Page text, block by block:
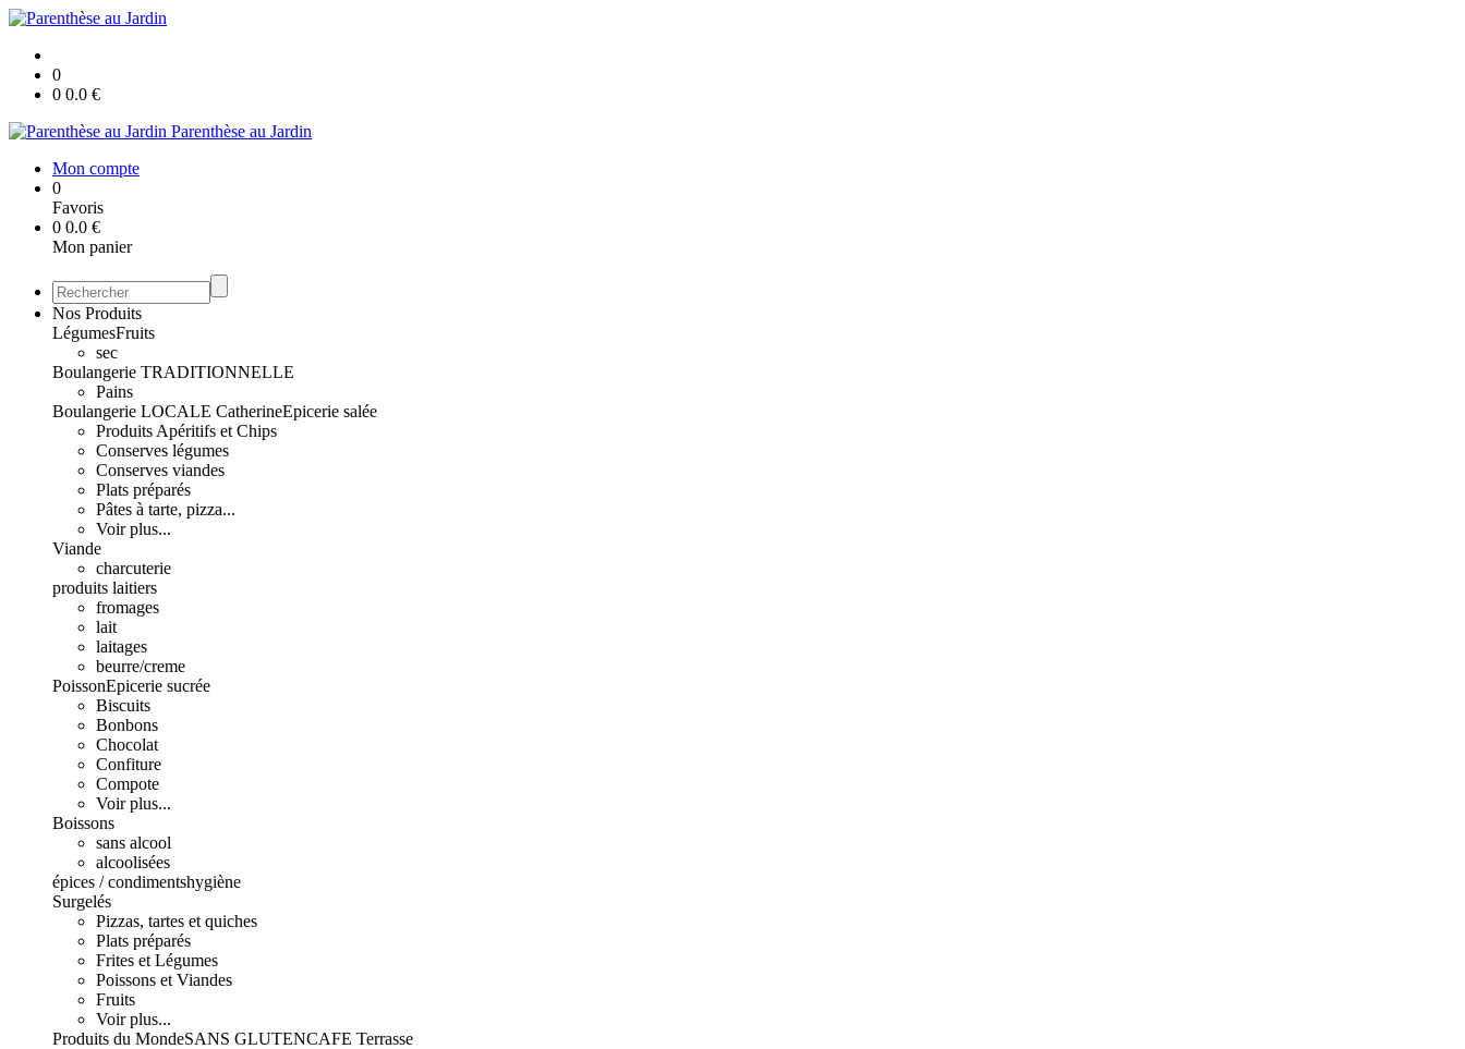
0
0 0.0 €
Parenthèse au Jardin
Mon compte
0
Favoris
0 0.0 €
Mon panier
Nos Produits
LégumesFruits
sec
Boulangerie TRADITIONNELLE
Pains
Boulangerie LOCALE CatherineEpicerie salée
Produits Apéritifs et Chips
Conserves légumes
Conserves viandes
Plats préparés
Pâtes à tarte, pizza...
Voir plus...
Viande
charcuterie
produits laitiers
fromages
lait
laitages
beurre/creme
PoissonEpicerie sucrée
Biscuits
Bonbons
Chocolat
Confiture
Compote
Voir plus...
Boissons
sans alcool
alcoolisées
épices / condimentshygiène
Surgelés
Pizzas, tartes et quiches
Plats préparés
Frites et Légumes
Poissons et Viandes
Fruits
Voir plus...
Produits du MondeSANS GLUTENCAFE Terrasse